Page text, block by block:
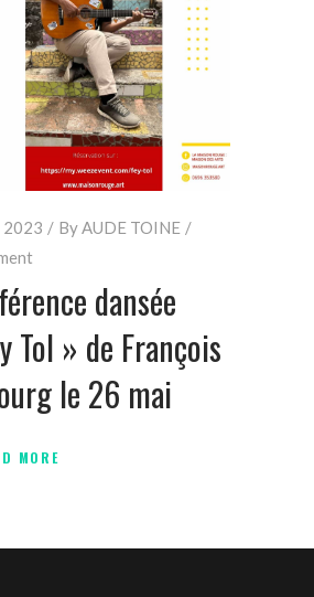
2023 ByAUDE TOINE
dansée
Tol » de François
le 26 mai
MORE